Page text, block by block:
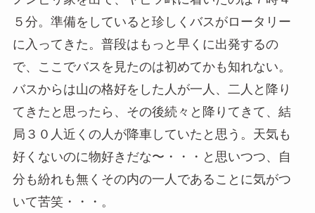
５分。準備をしていると珍しくバスがロータリー
に入ってきた。普段はもっと早くに出発するの
で、ここでバスを見たのは初めてかも知れない。
バスからは山の格好をした人が一人、二人と降り
てきたと思ったら、その後続々と降りてきて、結
局３０人近くの人が降車していたと思う。天気も
好くないのに物好きだな〜・・・と思いつつ、自
分も紛れも無くその内の一人であることに気がつ
いて苦笑・・・。